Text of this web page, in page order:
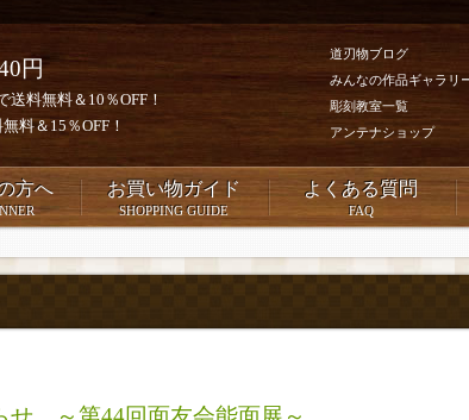
円
送料無料＆10％OFF！
料＆15％OFF！
道刃物ブログ
みんなの作品ギャラリ
彫刻教室一覧
アンテナショップ
方へ お買い物ガイド
SHOPPING GUIDE
よくある質問
FAQ